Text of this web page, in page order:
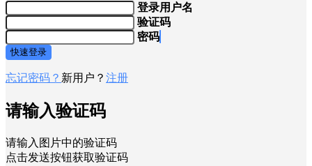
登录用户名
验证码
密码
快速登录
忘记密码？ 新用户？ 注册
请输入验证码
请输入图片中的验证码
点击发送按钮获取验证码